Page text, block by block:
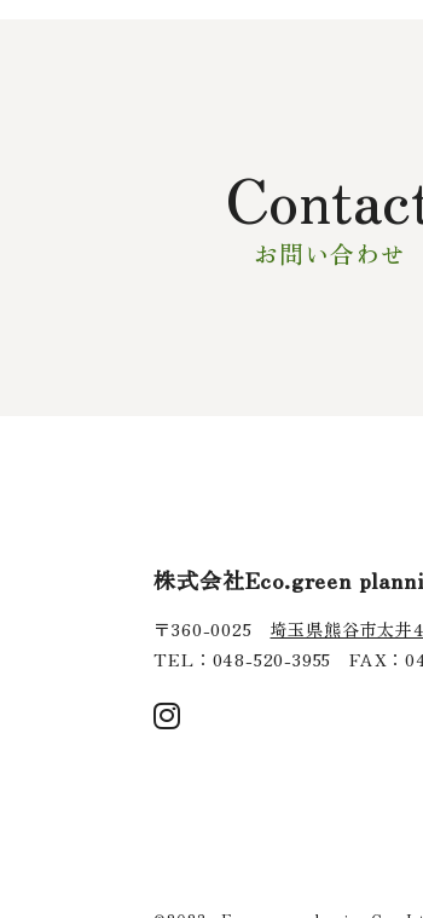
お問い合わせ
株式会社Eco.green
〒360-0025 埼玉県熊谷市太
TEL： 048-520-3955 FAX：